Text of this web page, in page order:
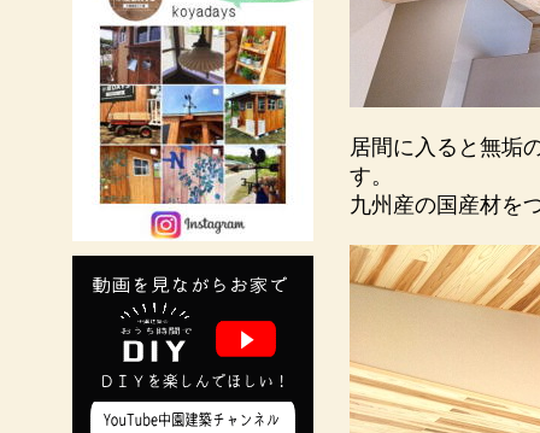
居間に入ると無垢
す。
九州産の国産材を